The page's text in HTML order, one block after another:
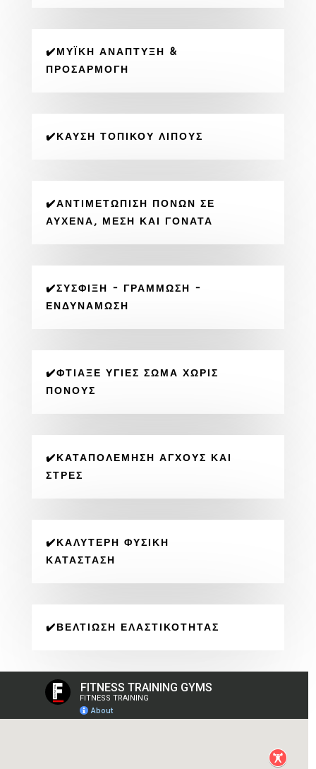
✔️ΜΥΪΚΉ ΑΝΆΠΤΥΞΗ &
ΠΡΟΣΑΡΜΟΓΉ
✔️ΚΑΎΣΗ ΤΟΠΙΚΟΎ ΛΊΠΟΥΣ
✔️ΑΝΤΙΜΕΤΏΠΙΣΗ ΠΌΝΩΝ ΣΕ
ΑΥΧΈΝΑ, ΜΈΣΗ ΚΑΙ ΓΌΝΑΤΑ
✔️ΣΎΣΦΙΞΗ - ΓΡΆΜΜΩΣΗ -
ΕΝΔΥΝΆΜΩΣΗ
✔️ΦΤΙΆΞΕ ΥΓΙΈΣ ΣΏΜΑ ΧΩΡΊΣ
ΠΌΝΟΥΣ
✔️ΚΑΤΑΠΟΛΈΜΗΣΗ ΆΓΧΟΥΣ ΚΑΙ
ΣΤΡΕΣ
✔️ΚΑΛΎΤΕΡΗ ΦΥΣΙΚΉ
ΚΑΤΆΣΤΑΣΗ
✔️ΒΕΛΤΊΩΣΗ ΕΛΑΣΤΙΚΌΤΗΤΑΣ